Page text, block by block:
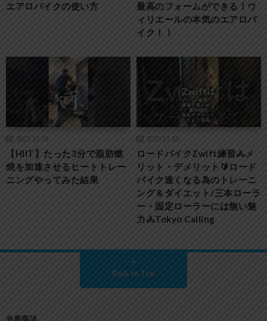
エアロバイクの使い方
最高のフォームができる！ウ
ィリエールの本気のエアロバ
イク！！
2025.11.18
【HIIT】たった3分で脂肪燃
焼を加速させるヒートトレー
ニングやってみた結果
2025.11.18
ロードバイクZwift練習🚴メ
リット・デメリット🔰ロード
バイク速くなる為のトレーニ
ング＆ダイエット/三本ローラ
ー・固定ローラーには無い魅
力🚴Tokyo Calling
Back to Top
免責事項